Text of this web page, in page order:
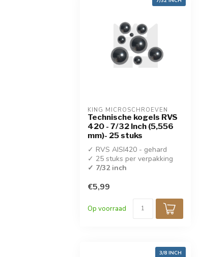
KING MICROSCHROEVEN
Technische kogels RVS
420 - 7/32 Inch (5,556
mm)- 25 stuks
✓ RVS AISI420 - gehard
✓ 25 stuks per verpakking
✓ 7/32 inch
€5,99
Op voorraad
3/8 INCH